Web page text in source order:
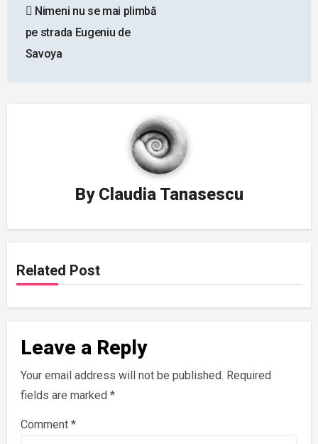
navigation
Nimeni nu se mai plimbă
pe strada Eugeniu de
Savoya
By Claudia Tanasescu
Related Post
Leave a Reply
Your email address will not be published. Required
fields are marked*
Comment*